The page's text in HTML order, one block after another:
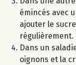
émincés avec
ajouter le
régulièrement.
Dans un
oignons et la